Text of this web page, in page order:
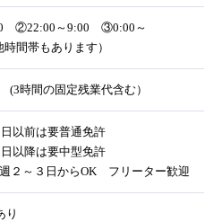
②22:00～9:00 ③0:00～
間帯もあります）
(3時間の固定残業代含む）
以前は要普通免許
以降は要中型免許
２～３日からOK フリーター歓迎
り